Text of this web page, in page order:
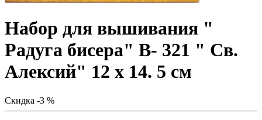
Набор для вышивания "
Радуга бисера" В- 321 " Св.
Алексий" 12 х 14. 5 см
Скидка -3 %